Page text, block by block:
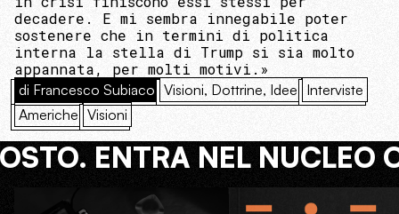
decadere. E mi sembra innegabile poter
sostenere che in termini di politica
interna la stella di Trump si sia molto
appannata, per molti motivi.»
di Francesco Subiaco Visioni, Dottrine, Idee Interviste
Americhe Visioni
ENTRA NEL NUCLEO